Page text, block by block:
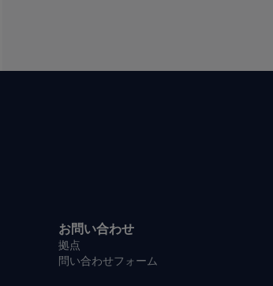
お問い合わせ
拠点
問い合わせフォーム